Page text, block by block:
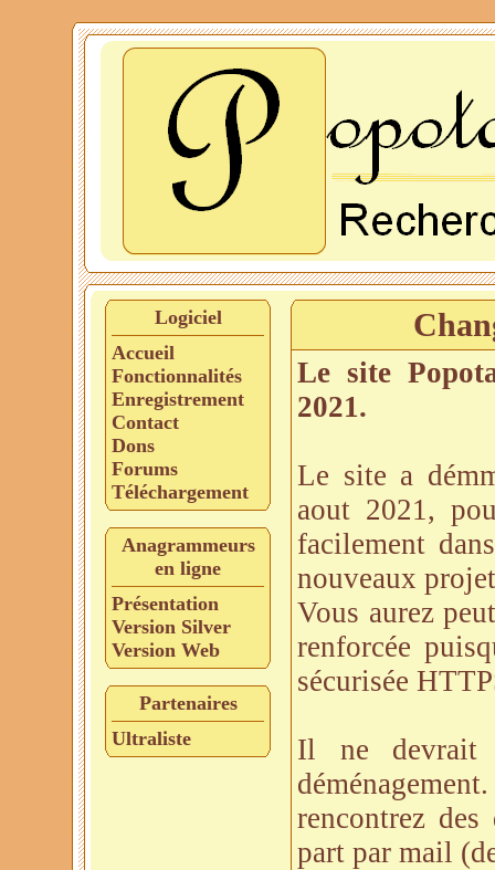
Logiciel
Accueil
Fonctionnalités
Enregistrement
Contact
Dons
Forums
Téléchargement
Anagrammeurs
en ligne
Présentation
Version Silver
Version Web
Partenaires
Ultraliste
Le site
2021.
Le site a
aout 2021,
facilement
nouveaux
Vous aurez
renforcée
sécurisée
Il ne devrait
rencontrez
part par mail